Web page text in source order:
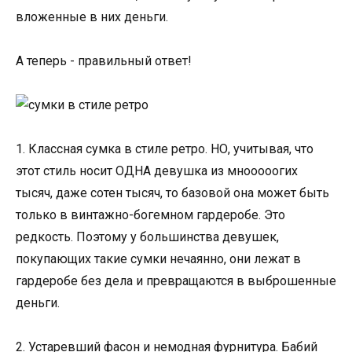
вложенные в них деньги.
А теперь - правильный ответ!
1. Классная сумка в стиле ретро. НО, учитывая, что
этот стиль носит ОДНА девушка из мнооооогих
тысяч, даже сотен тысяч, то базовой она может быть
только в винтажно-богемном гардеробе. Это
редкость. Поэтому у большинства девушек,
покупающих такие сумки нечаянно, они лежат в
гардеробе без дела и превращаются в выброшенные
деньги.
2. Устаревший фасон и немодная фурнитура. Бабий